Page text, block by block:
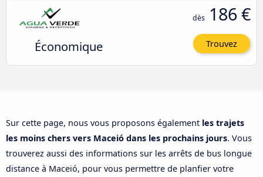
Économique
dès 186 €
Trouvez
Sur cette page, nous vous proposons également les trajets
les moins chers vers Maceió dans les prochains jours. Vous
trouverez aussi des informations sur les arrêts de bus longue
distance à Maceió, pour vous permettre de planfier votre